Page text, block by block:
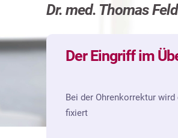
Dr. med. Thomas
Der Eingriff im
Bei der Ohrenkorrektur
fixiert